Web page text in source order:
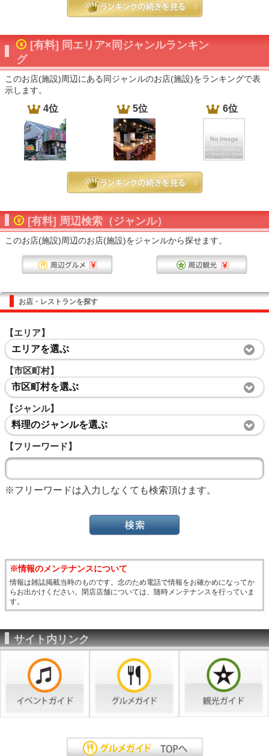
[有料] 同エリア×同ジャンルランキン
グ
このお店(施設)周辺にある同ジャンルのお店(施設)をランキングで表
示します。
4位 5位 6位
[有料] 周辺検索（ジャンル）
このお店(施設)周辺のお店(施設)をジャンルから探せます。
お店・レストランを探す
【エリア】
エリアを選ぶ
【市区町村】
市区町村を選ぶ
【ジャンル】
料理のジャンルを選ぶ
【フリーワード】
※フリーワードは入力しなくても検索頂けます。
※情報のメンテナンスについて
情報は雑誌掲載当時のものです。念のため電話で情報をお確かめになってか
らお出かけください。閉店店舗については、随時メンテナンスを行っていま
す。
サイト内リンク